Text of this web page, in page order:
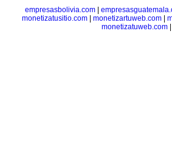
empresasbolivia.com
monetizatusitio.com
monetizartuweb.com
monetizatuweb.com|